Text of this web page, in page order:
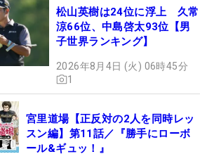
松山英樹は24位に浮上 久常
涼66位、中島啓太93位【男
子世界ランキング】
2026年8月4日 (火) 06時45分
1
宮里道場【正反対の2人を同時レッ
スン編】第11話／『勝手にローボ
ール&ギュッ！』